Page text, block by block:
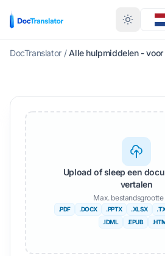
DocTranslator / Alle hulpmiddelen -
Upload of sleep een
vertalen
Max. bestandsgrootte
.PDF .DOCX .PPTX .XLSX
.IDML
.EPUB